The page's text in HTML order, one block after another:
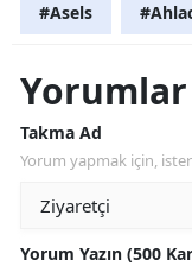
#Asels
Yorumlar
Takma Ad
Yorum yapmak için,
Yorum Yazın (500